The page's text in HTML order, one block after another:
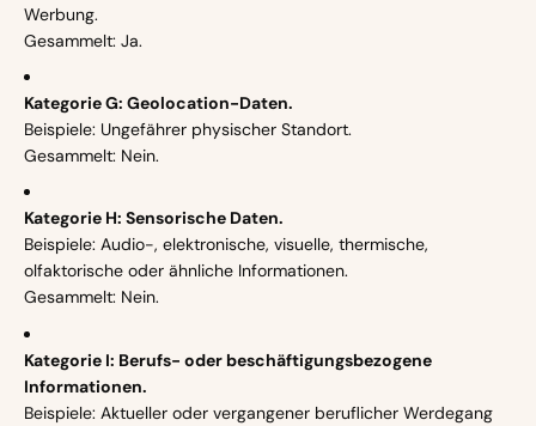
Werbung.
Gesammelt: Ja.
Kategorie G: Geolocation-Daten.
Beispiele: Ungefährer physischer Standort.
Gesammelt: Nein.
Kategorie H: Sensorische Daten.
Beispiele: Audio-, elektronische, visuelle, thermische,
olfaktorische oder ähnliche Informationen.
Gesammelt: Nein.
Kategorie I: Berufs- oder beschäftigungsbezogene
Informationen.
Beispiele: Aktueller oder vergangener beruflicher Werdegang